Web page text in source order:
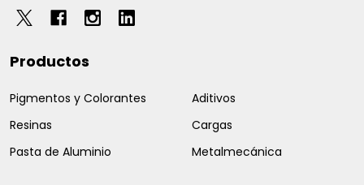
Productos
Pigmentos y Colorantes
Resinas
Pasta de Aluminio
Aditivos
Cargas
Metalmecánica